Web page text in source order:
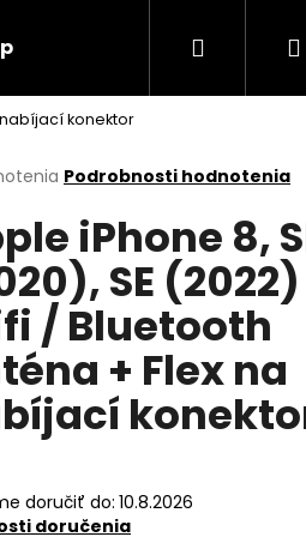
Kontakt
Hľadať
nabíjací konektor
Podrobnosti hodnotenia
iPhone 8,
SE
/ Bluetooth
+ Flex na
doručiť do: 10.8.2026
doručenia